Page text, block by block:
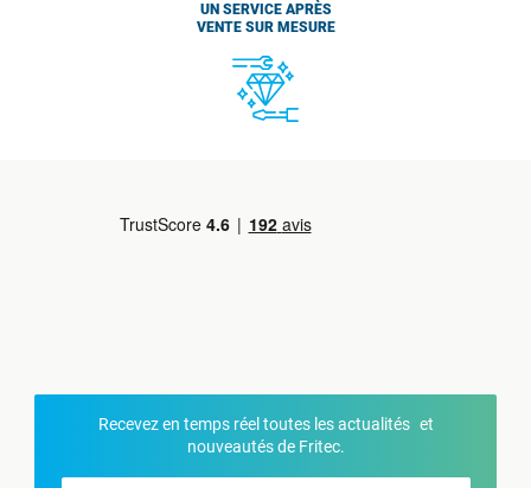
UN SERVICE APRÈS
VENTE SUR MESURE
Recevez en temps réel toutes les actualités et
nouveautés de Fritec.